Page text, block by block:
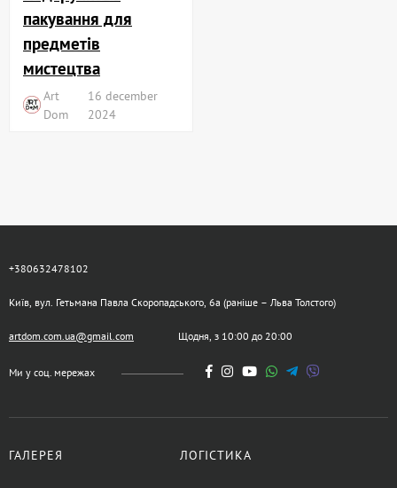
пакування для
предметів
мистецтва
Art
Dom
16 december
2024
+380632478102
Київ, вул. Гетьмана Павла Скоропадського, 6а (раніше – Льва Толстого)
artdom.com.ua@gmail.com Щодня, з 10:00 до 20:00
Ми у соц. мережах
ГАЛЕРЕЯ ЛОГІСТИКА